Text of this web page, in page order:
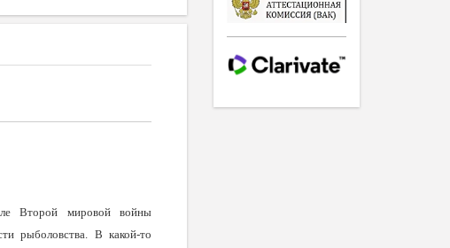
Второй мировой войны
рыболовства. В какой-то